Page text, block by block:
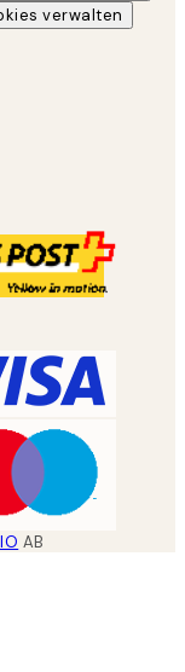
verwalten
AB